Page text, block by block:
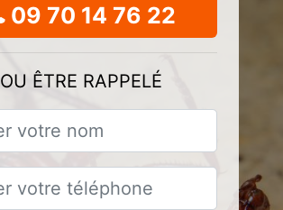
09 70 14 76 22
OU ÊTRE RAPPELÉ